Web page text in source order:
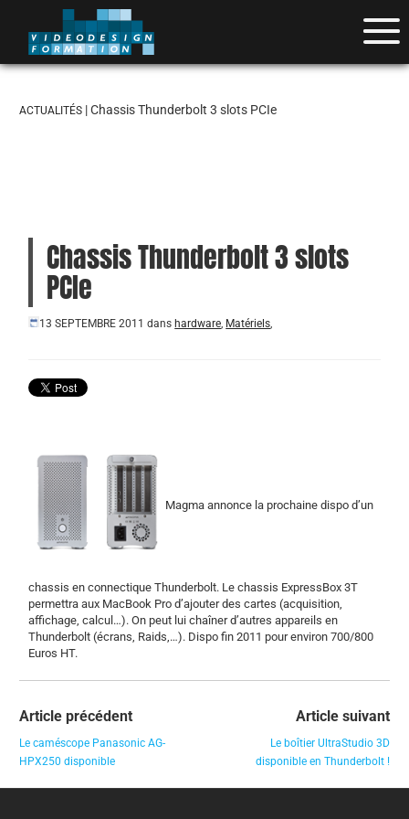
ACTUALITÉS | Chassis Thunderbolt 3 slots PCIe
Chassis Thunderbolt 3 slots
PCIe
13 SEPTEMBRE 2011 dans hardware, Matériels,
Magma annonce la prochaine dispo d’un
chassis en connectique Thunderbolt. Le chassis ExpressBox 3T
permettra aux MacBook Pro d’ajouter des cartes (acquisition,
affichage, calcul…). On peut lui chaîner d’autres appareils en
Thunderbolt (écrans, Raids,…). Dispo fin 2011 pour environ 700/800
Euros HT.
Article précédent
Le caméscope Panasonic AG-
HPX250 disponible
Article suivant
Le boîtier UltraStudio 3D
disponible en Thunderbolt !